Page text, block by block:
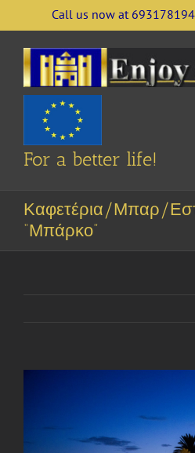
to
content
Call us now at
For a better life!
Καφετέρια/Μπαρ/
“Μπάρκο”